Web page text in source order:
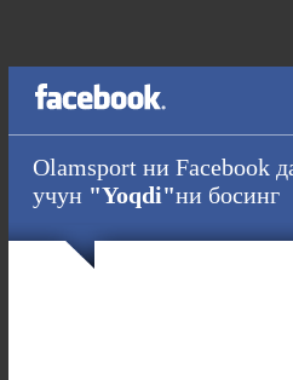
Olamsport ни Facebook
учун "Yoqdi"ни босинг